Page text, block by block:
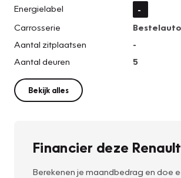
Energielabel
-
Carrosserie
Bestelauto
Aantal zitplaatsen
-
Aantal deuren
5
Bekijk alles
Financier deze
Berekenen je maandbedrag en doe